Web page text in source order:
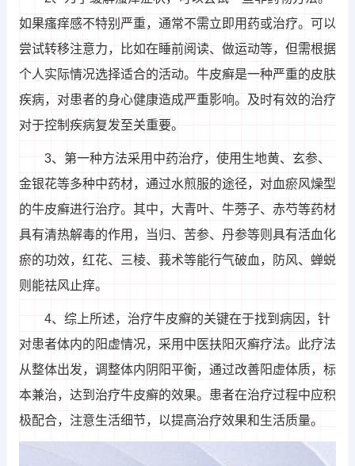
如果瘙痒感不特别严重，通常不需立即用药或治疗。可以
尝试转移注意力，比如在睡前阅读、做运动等，但需根据
个人实际情况选择适合的活动。牛皮癣是一种严重的皮肤
疾病，对患者的身心健康造成严重影响。及时有效的治疗
对于控制疾病复发至关重要。
3、第一种方法采用中药治疗，使用生地黄、玄参、
金银花等多种中药材，通过水煎服的途径，对血瘀风燥型
的牛皮癣进行治疗。其中，大青叶、牛蒡子、赤芍等药材
具有清热解毒的作用，当归、苦参、丹参等则具有活血化
瘀的功效，红花、三棱、莪术等能行气破血，防风、蝉蜕
则能祛风止痒。
4、综上所述，治疗牛皮癣的关键在于找到病因，针
对患者体内的阳虚情况，采用中医扶阳灭癣疗法。此疗法
从整体出发，调整体内阴阳平衡，通过改善阳虚体质，标
本兼治，达到治疗牛皮癣的效果。患者在治疗过程中应积
极配合，注意生活细节，以提高治疗效果和生活质量。